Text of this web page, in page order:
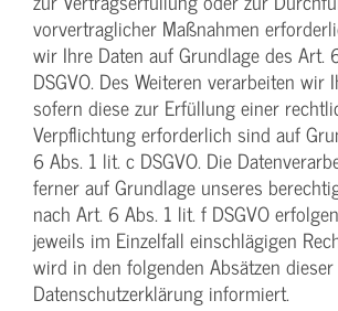
vorvertraglicher Maßnahmen
wir Ihre Daten auf Grundlage des Art.
DSGVO. Des Weiteren verarbeiten wir
sofern diese zur Erfüllung einer
Verpflichtung erforderlich sind auf
6 Abs. 1 lit. c DSGVO. Die
ferner auf Grundlage unseres
nach Art. 6 Abs. 1 lit. f DSGVO
jeweils im Einzelfall einschlägigen
wird in den folgenden Absätzen dieser
Datenschutzerklärung informiert.